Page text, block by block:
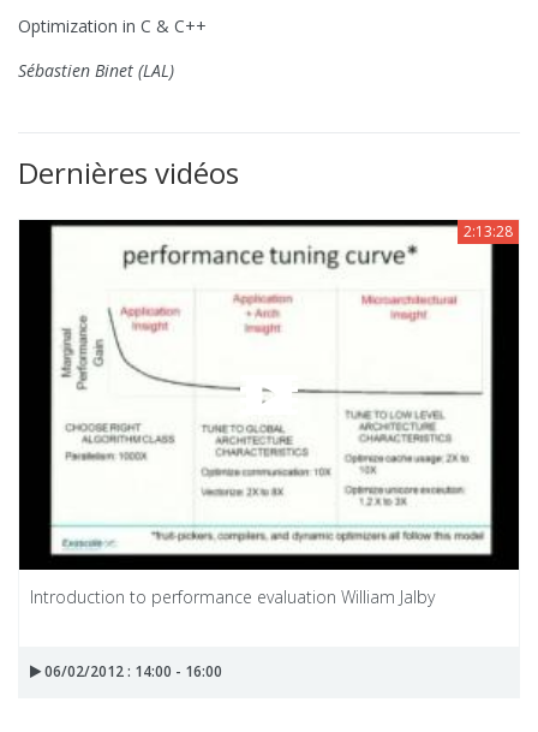
Optimization in C & C++
Sébastien Binet (LAL)
Dernières vidéos
2:13:28
Introduction to performance evaluation William Jalby
06/02/2012 : 14:00 - 16:00